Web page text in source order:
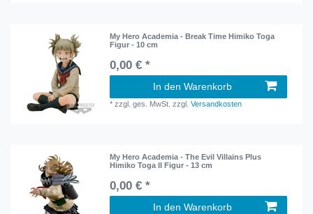
My Hero Academia - Break Time Himiko Toga
Figur - 10 cm
0,00 € *
In den Warenkorb
*zzgl. ges. MwSt. zzgl.Versandkosten
My Hero Academia - The Evil Villains Plus
Himiko Toga II Figur - 13 cm
0,00 € *
In den Warenkorb